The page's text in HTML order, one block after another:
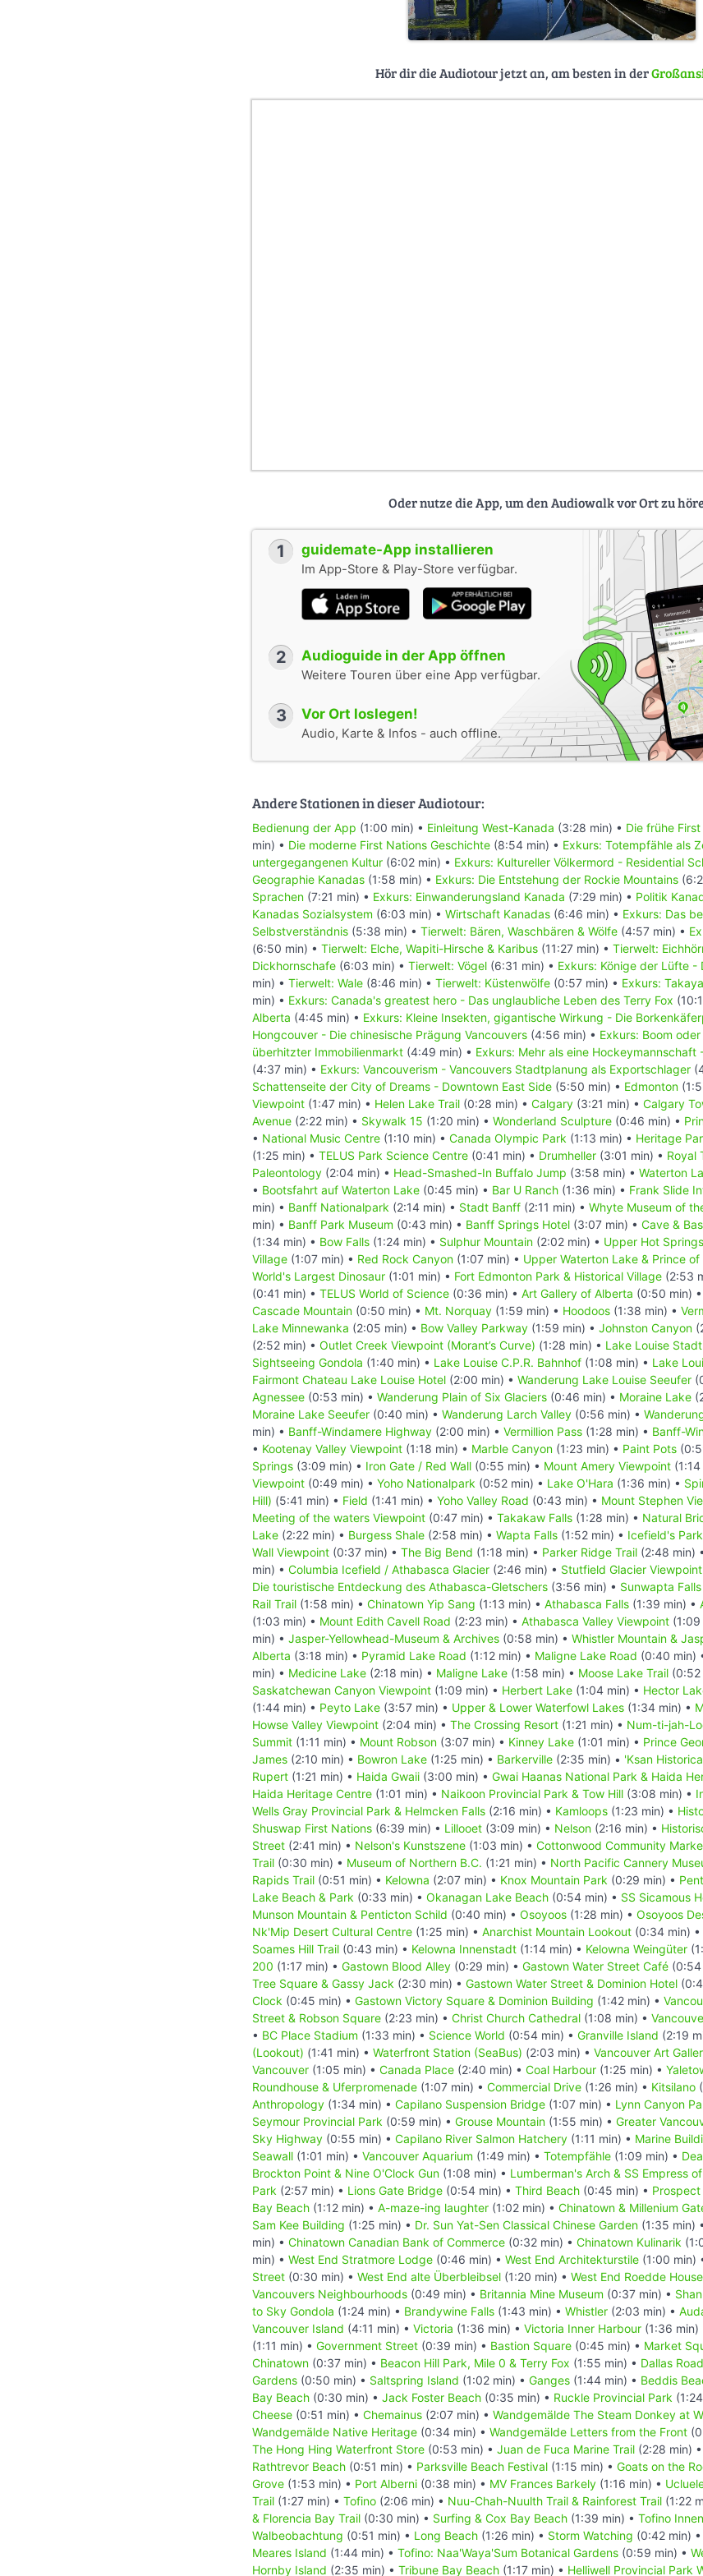
Hör dir die Audiotour jetzt an, am besten in der
Oder nutze die App, um den Audiowalk vor Ort zu
1 guidemate-App installieren
Im App-Store & Play-Store verfügbar.
2 Audioguide in der App öffnen
Weitere Touren über eine App verfügbar.
3 Vor Ort loslegen!
Audio, Karte & Infos - auch offline.
Andere Stationen in dieser Audiotour:
Bedienung der App (1:00 min) • Einleitung West-Kanada (3:28 min) • Die frühe
min) • Die moderne First Nations Geschichte (8:54 min) • Exkurs: Totempfähle als
untergegangenen Kultur (6:02 min) • Exkurs: Kultureller Völkermord - Residential
Geographie Kanadas (1:58 min) • Exkurs: Die Entstehung der Rockie Mountains
Sprachen (7:21 min) • Exkurs: Einwanderungsland Kanada (7:29 min) • Politik
Kanadas Sozialsystem (6:03 min) • Wirtschaft Kanadas (6:46 min) • Exkurs: Das
Selbstverständnis (5:38 min) • Tierwelt: Bären, Waschbären & Wölfe (4:57 min) •
(6:50 min) • Tierwelt: Elche, Wapiti-Hirsche & Karibus (11:27 min) • Tierwelt:
Dickhornschafe (6:03 min) • Tierwelt: Vögel (6:31 min) • Exkurs: Könige der Lüfte -
min) • Tierwelt: Wale (8:46 min) • Tierwelt: Küstenwölfe (0:57 min) • Exkurs:
min) • Exkurs: Canada's greatest hero - Das unglaubliche Leben des Terry Fox
Alberta (4:45 min) • Exkurs: Kleine Insekten, gigantische Wirkung - Die
Hongcouver - Die chinesische Prägung Vancouvers (4:56 min) • Exkurs: Boom
überhitzter Immobilienmarkt (4:49 min) • Exkurs: Mehr als eine Hockeymannschaft
(4:37 min) • Exkurs: Vancouverism - Vancouvers Stadtplanung als Exportschlager
Schattenseite der City of Dreams - Downtown East Side (5:50 min) • Edmonton
Viewpoint (1:47 min) • Helen Lake Trail (0:28 min) • Calgary (3:21 min) • Calgary
Avenue (2:22 min) • Skywalk 15 (1:20 min) • Wonderland Sculpture (0:46 min) •
• National Music Centre (1:10 min) • Canada Olympic Park (1:13 min) • Heritage
(1:25 min) • TELUS Park Science Centre (0:41 min) • Drumheller (3:01 min) • Royal
Paleontology (2:04 min) • Head-Smashed-In Buffalo Jump (3:58 min) • Waterton
• Bootsfahrt auf Waterton Lake (0:45 min) • Bar U Ranch (1:36 min) • Frank Slide
min) • Banff Nationalpark (2:14 min) • Stadt Banff (2:11 min) • Whyte Museum of
min) • Banff Park Museum (0:43 min) • Banff Springs Hotel (3:07 min) • Cave &
(1:34 min) • Bow Falls (1:24 min) • Sulphur Mountain (2:02 min) • Upper Hot Springs
Village (1:07 min) • Red Rock Canyon (1:07 min) • Upper Waterton Lake & Prince of
World's Largest Dinosaur (1:01 min) • Fort Edmonton Park & Historical Village (2:53
(0:41 min) • TELUS World of Science (0:36 min) • Art Gallery of Alberta (0:50 min) •
Cascade Mountain (0:50 min) • Mt. Norquay (1:59 min) • Hoodoos (1:38 min) •
Lake Minnewanka (2:05 min) • Bow Valley Parkway (1:59 min) • Johnston Canyon
(2:52 min) • Outlet Creek Viewpoint (Morant’s Curve) (1:28 min) • Lake Louise Stadt
Sightseeing Gondola (1:40 min) • Lake Louise C.P.R. Bahnhof (1:08 min) • Lake
Fairmont Chateau Lake Louise Hotel (2:00 min) • Wanderung Lake Louise Seeufer
Agnessee (0:53 min) • Wanderung Plain of Six Glaciers (0:46 min) • Moraine Lake
Moraine Lake Seeufer (0:40 min) • Wanderung Larch Valley (0:56 min) •
min) • Banff-Windamere Highway (2:00 min) • Vermillion Pass (1:28 min) • Banff-
• Kootenay Valley Viewpoint (1:18 min) • Marble Canyon (1:23 min) • Paint Pots
Springs (3:09 min) • Iron Gate / Red Wall (0:55 min) • Mount Amery Viewpoint
Viewpoint (0:49 min) • Yoho Nationalpark (0:52 min) • Lake O'Hara (1:36 min) •
Hill) (5:41 min) • Field (1:41 min) • Yoho Valley Road (0:43 min) • Mount Stephen
Meeting of the waters Viewpoint (0:47 min) • Takakaw Falls (1:28 min) • Natural
Lake (2:22 min) • Burgess Shale (2:58 min) • Wapta Falls (1:52 min) • Icefield's
Wall Viewpoint (0:37 min) • The Big Bend (1:18 min) • Parker Ridge Trail (2:48 min) •
min) • Columbia Icefield / Athabasca Glacier (2:46 min) • Stutfield Glacier
Die touristische Entdeckung des Athabasca-Gletschers (3:56 min) • Sunwapta Falls
Rail Trail (1:58 min) • Chinatown Yip Sang (1:13 min) • Athabasca Falls (1:39 min) •
(1:03 min) • Mount Edith Cavell Road (2:23 min) • Athabasca Valley Viewpoint (1:09
min) • Jasper-Yellowhead-Museum & Archives (0:58 min) • Whistler Mountain &
Alberta (3:18 min) • Pyramid Lake Road (1:12 min) • Maligne Lake Road (0:40 min)
min) • Medicine Lake (2:18 min) • Maligne Lake (1:58 min) • Moose Lake Trail (0:52
Saskatchewan Canyon Viewpoint (1:09 min) • Herbert Lake (1:04 min) • Hector
(1:44 min) • Peyto Lake (3:57 min) • Upper & Lower Waterfowl Lakes (1:34 min) •
Howse Valley Viewpoint (2:04 min) • The Crossing Resort (1:21 min) • Num-ti-jah-
Summit (1:11 min) • Mount Robson (3:07 min) • Kinney Lake (1:01 min) • Prince
James (2:10 min) • Bowron Lake (1:25 min) • Barkerville (2:35 min) • 'Ksan
Rupert (1:21 min) • Haida Gwaii (3:00 min) • Gwai Haanas National Park & Haida
Haida Heritage Centre (1:01 min) • Naikoon Provincial Park & Tow Hill (3:08 min) •
Wells Gray Provincial Park & Helmcken Falls (2:16 min) • Kamloops (1:23 min) •
Shuswap First Nations (6:39 min) • Lillooet (3:09 min) • Nelson (2:16 min) •
Street (2:41 min) • Nelson's Kunstszene (1:03 min) • Cottonwood Community
Trail (0:30 min) • Museum of Northern B.C. (1:21 min) • North Pacific Cannery
Rapids Trail (0:51 min) • Kelowna (2:07 min) • Knox Mountain Park (0:29 min) •
Lake Beach & Park (0:33 min) • Okanagan Lake Beach (0:54 min) • SS Sicamous
Munson Mountain & Penticton Schild (0:40 min) • Osoyoos (1:28 min) • Osoyoos
Nk'Mip Desert Cultural Centre (1:25 min) • Anarchist Mountain Lookout (0:34 min) •
Soames Hill Trail (0:43 min) • Kelowna Innenstadt (1:14 min) • Kelowna Weingüter
200 (1:17 min) • Gastown Blood Alley (0:29 min) • Gastown Water Street Café (0:54
Tree Square & Gassy Jack (2:30 min) • Gastown Water Street & Dominion Hotel
Clock (0:45 min) • Gastown Victory Square & Dominion Building (1:42 min) •
Street & Robson Square (2:23 min) • Christ Church Cathedral (1:08 min) •
• BC Place Stadium (1:33 min) • Science World (0:54 min) • Granville Island (2:19
(Lookout) (1:41 min) • Waterfront Station (SeaBus) (2:03 min) • Vancouver Art
Vancouver (1:05 min) • Canada Place (2:40 min) • Coal Harbour (1:25 min) •
Roundhouse & Uferpromenade (1:07 min) • Commercial Drive (1:26 min) • Kitsilano
Anthropology (1:34 min) • Capilano Suspension Bridge (1:07 min) • Lynn Canyon
Seymour Provincial Park (0:59 min) • Grouse Mountain (1:55 min) • Greater
Sky Highway (0:55 min) • Capilano River Salmon Hatchery (1:11 min) • Marine
Seawall (1:01 min) • Vancouver Aquarium (1:49 min) • Totempfähle (1:09 min) •
Brockton Point & Nine O'Clock Gun (1:08 min) • Lumberman's Arch & SS Empress
Park (2:57 min) • Lions Gate Bridge (0:54 min) • Third Beach (0:45 min) • Prospect
Bay Beach (1:12 min) • A-maze-ing laughter (1:02 min) • Chinatown & Millenium
Sam Kee Building (1:25 min) • Dr. Sun Yat-Sen Classical Chinese Garden (1:35 min) •
min) • Chinatown Canadian Bank of Commerce (0:32 min) • Chinatown Kulinarik
min) • West End Stratmore Lodge (0:46 min) • West End Architekturstile (1:00 min)
Street (0:30 min) • West End alte Überbleibsel (1:20 min) • West End Roedde
Vancouvers Neighbourhoods (0:49 min) • Britannia Mine Museum (0:37 min) •
to Sky Gondola (1:24 min) • Brandywine Falls (1:43 min) • Whistler (2:03 min) •
Vancouver Island (4:11 min) • Victoria (1:36 min) • Victoria Inner Harbour (1:36 min)
(1:11 min) • Government Street (0:39 min) • Bastion Square (0:45 min) • Market
Chinatown (0:37 min) • Beacon Hill Park, Mile 0 & Terry Fox (1:55 min) • Dallas Road
Gardens (0:50 min) • Saltspring Island (1:02 min) • Ganges (1:44 min) • Beddis
Bay Beach (0:30 min) • Jack Foster Beach (0:35 min) • Ruckle Provincial Park
Cheese (0:51 min) • Chemainus (2:07 min) • Wandgemälde The Steam Donkey at
Wandgemälde Native Heritage (0:34 min) • Wandgemälde Letters from the Front
The Hong Hing Waterfront Store (0:53 min) • Juan de Fuca Marine Trail (2:28 min) •
Rathtrevor Beach (0:51 min) • Parksville Beach Festival (1:15 min) • Goats on the
Grove (1:53 min) • Port Alberni (0:38 min) • MV Frances Barkely (1:16 min) •
Trail (1:27 min) • Tofino (2:06 min) • Nuu-Chah-Nuulth Trail & Rainforest Trail (1:22
& Florencia Bay Trail (0:30 min) • Surfing & Cox Bay Beach (1:39 min) • Tofino
Walbeobachtung (0:51 min) • Long Beach (1:26 min) • Storm Watching (0:42 min) •
Meares Island (1:44 min) • Tofino: Naa'Waya'Sum Botanical Gardens (0:59 min) •
Hornby Island (2:35 min) • Tribune Bay Beach (1:17 min) • Helliwell Provincial Park